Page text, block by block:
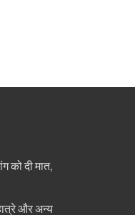
को दी मात,
और अन्य